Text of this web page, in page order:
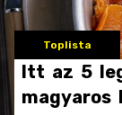
Toplista
Itt az 5
magyaros